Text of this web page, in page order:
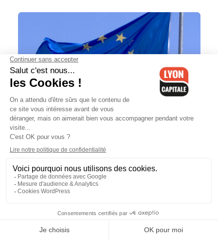
UE: F.Grossetête veut une
"application concrète" du discours
de Macron